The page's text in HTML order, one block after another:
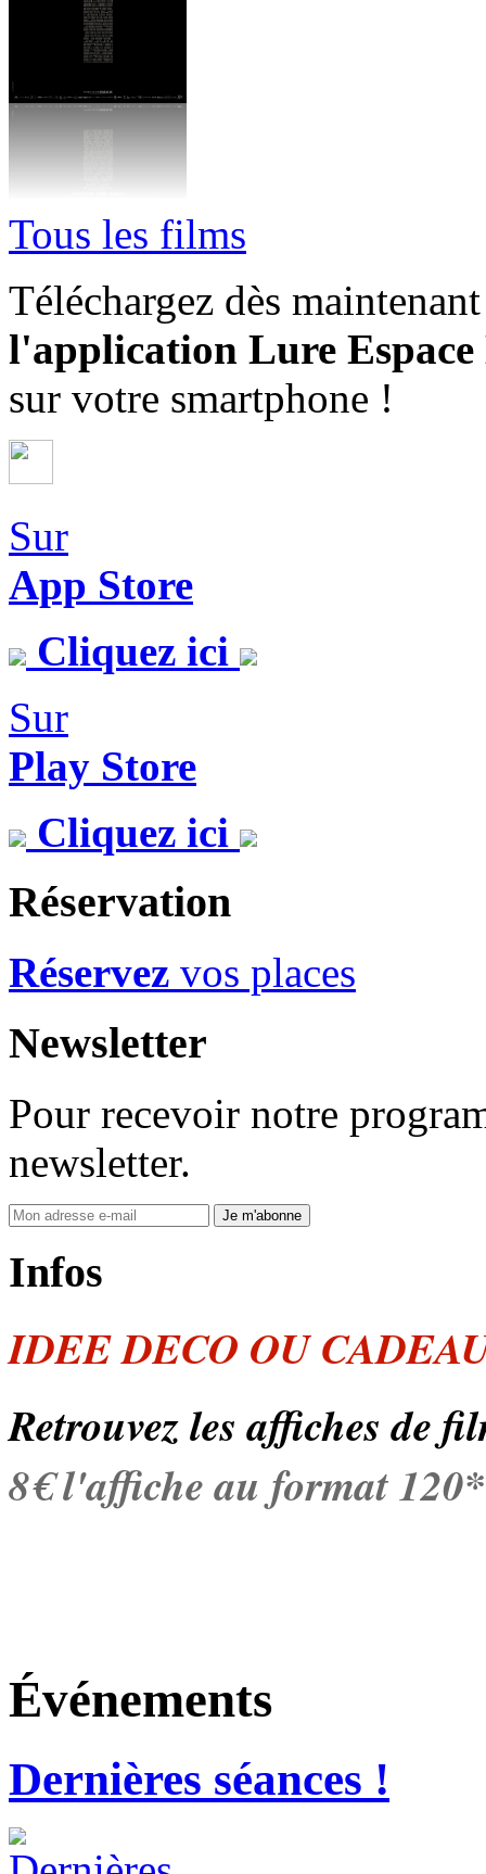
Tous les films
Téléchargez dès maintenant
l'application Lure Espace
sur votre smartphone !
Sur
App Store
Cliquez ici
Sur
Play Store
Cliquez ici
Réservation
Réservez vos places
Newsletter
Pour recevoir notre
newsletter.
Infos
IDEE DECO OU
Retrouvez les affiches de
8€ l'affiche au format
Événements
Dernières séances !